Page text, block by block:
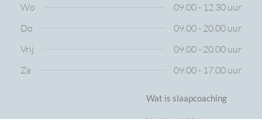
Wo
09.00 - 12.30 uur
Do
09.00 - 20.00 uur
Vrij
09.00 - 20.00 uur
Za
09.00 - 17.00 uur
Wat is slaapcoaching